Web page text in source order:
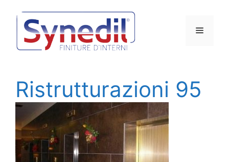
contenuto
Menu
Ristrutturazioni 95